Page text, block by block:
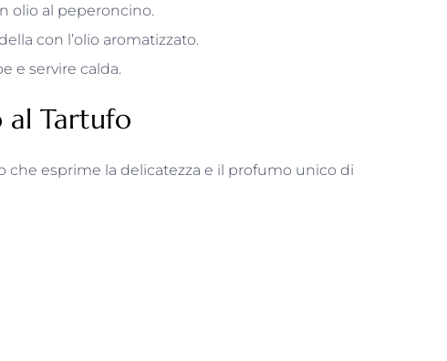
olio al peperoncino.
con l’olio aromatizzato.
e servire calda.
al Tartufo
che esprime la delicatezza e il profumo unico di